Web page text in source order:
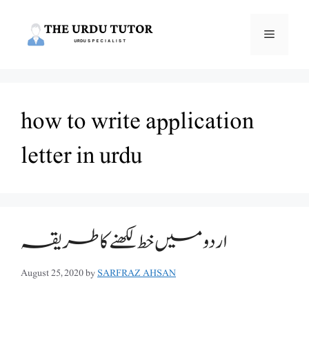
Menu
how to write application
letter in urdu
اردو میں خط لکھنے کا طریقہ
August 25, 2020bySARFRAZ AHSAN